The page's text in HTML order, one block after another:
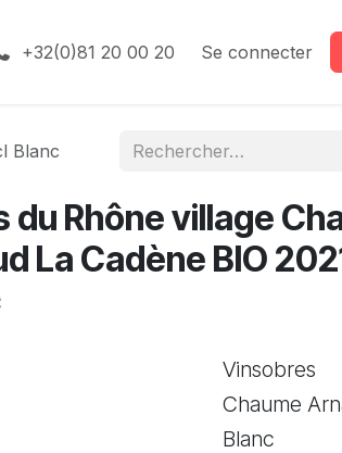
+32(0)81 20 00 20 Se connecter
Blanc
du Rhône village
La Cadène BIO
Vinsobres
Chaume
Blanc